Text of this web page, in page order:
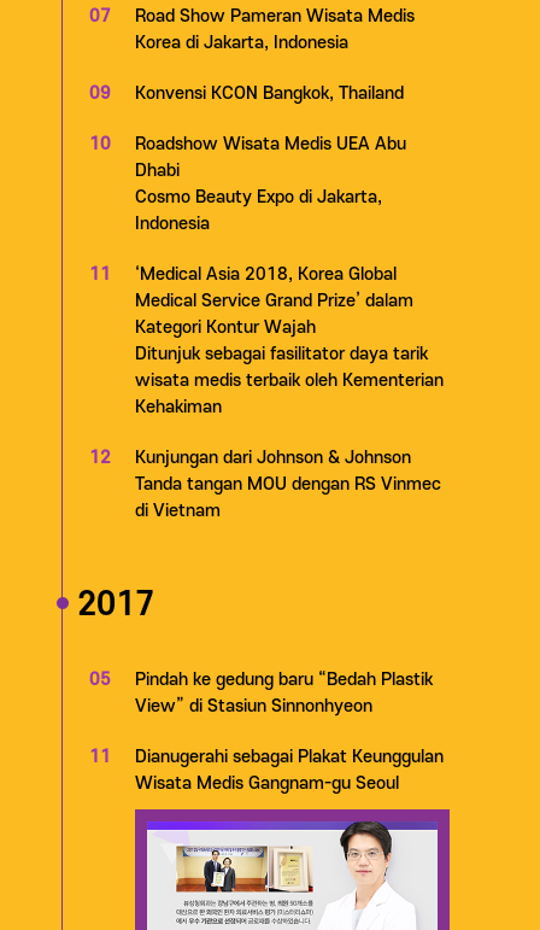
07
Road Show Pameran Wisata Medis
Korea di Jakarta, Indonesia
09 Konvensi KCON Bangkok, Thailand
10
Roadshow Wisata Medis UEA Abu
Dhabi
Cosmo Beauty Expo di Jakarta,
Indonesia
11
‘Medical Asia 2018, Korea Global
Medical Service Grand Prize’ dalam
Kategori Kontur Wajah
Ditunjuk sebagai fasilitator daya tarik
wisata medis terbaik oleh Kementerian
Kehakiman
12
Kunjungan dari Johnson & Johnson
Tanda tangan MOU dengan RS Vinmec
di Vietnam
2017
05
Pindah ke gedung baru “Bedah Plastik
View” di Stasiun Sinnonhyeon
11
Dianugerahi sebagai Plakat Keunggulan
Wisata Medis Gangnam-gu Seoul